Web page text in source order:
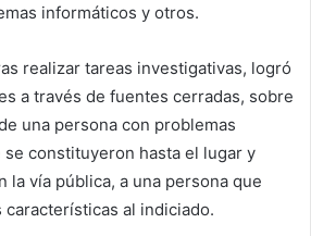
informáticos y otros.
realizar tareas investigativas, logró
a través de fuentes cerradas, sobre
una persona con problemas
constituyeron hasta el lugar y
la vía pública, a una persona que
al indiciado.